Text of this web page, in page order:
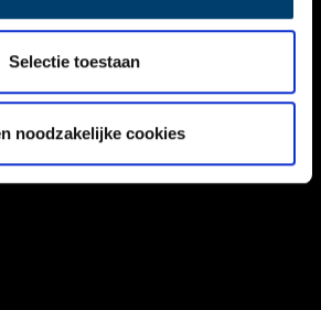
Selectie toestaan
noodzakelijke cookies